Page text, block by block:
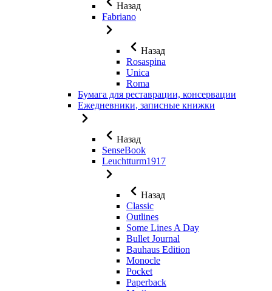
Назад
Fabriano
Назад
Rosaspina
Unica
Roma
Бумага для реставрации, консервации
Ежедневники, записные книжки
Назад
SenseBook
Leuchtturm1917
Назад
Classic
Outlines
Some Lines A Day
Bullet Journal
Bauhaus Edition
Monocle
Pocket
Paperback